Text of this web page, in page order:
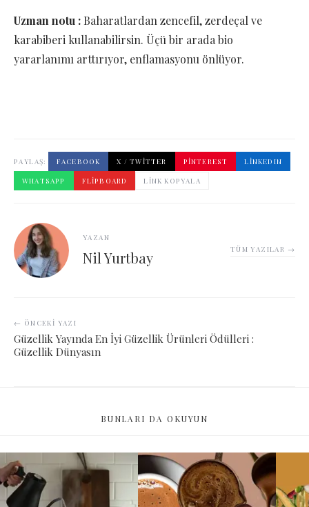
Uzman notu : Baharatlardan zencefil, zerdeçal ve
karabiberi kullanabilirsin. Üçü bir arada bio
yararlanımı arttırıyor, enflamasyonu önlüyor.
PAYLAŞ: FACEBOOK X / TWITTER PINTEREST
LINKEDIN
WHATSAPP
FLIPBOARD LINK KOPYALA
YAZAN
Nil Yurtbay TÜM YAZILAR →
← ÖNCEKI YAZI
Güzellik Yayında En İyi Güzellik Ürünleri Ödülleri :
Güzellik Dünyasın
BUNLARI DA OKUYUN